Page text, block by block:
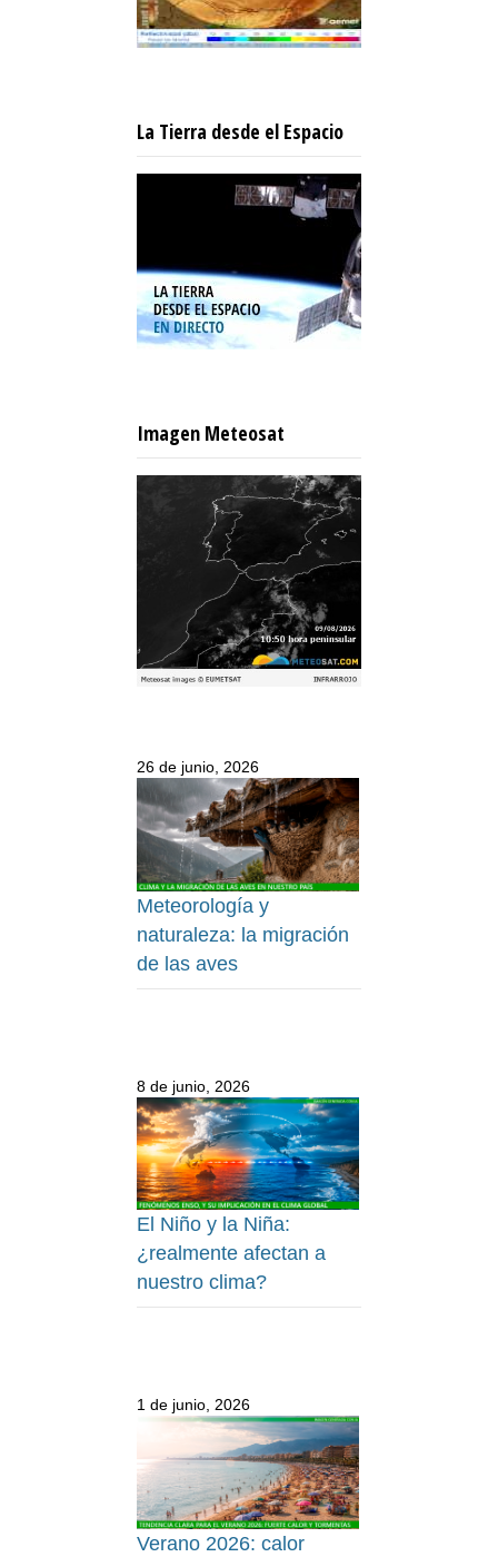
La Tierra desde el Espacio
Imagen Meteosat
26 de junio, 2026
Meteorología y
naturaleza: la migración
de las aves
8 de junio, 2026
El Niño y la Niña:
¿realmente afectan a
nuestro clima?
1 de junio, 2026
Verano 2026: calor